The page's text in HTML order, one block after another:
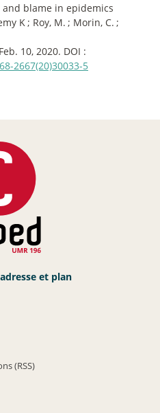
blame in epidemics
K; Roy, M. ; Morin, C. ;
10, 2020. DOI :
2667(20)30033-5
et plan
(RSS)